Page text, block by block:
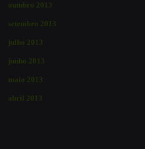
outubro 2013
setembro 2013
julho 2013
junho 2013
maio 2013
abril 2013